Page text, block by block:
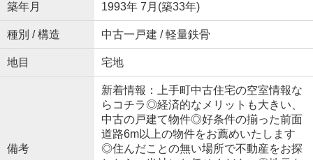
築年月 1993年 7月(築33年)
種別 / 構造 中古一戸建 / 軽量鉄骨
地目 宅地
備考
新着情報：上手町中古住宅の空室情報な
らコチラ◎経済的なメリットも大きい、
中古の戸建て物件◎好条件の揃った前面
道路6m以上の物件をお薦めいたします
◎住んだことの無い場所で不動産をお探